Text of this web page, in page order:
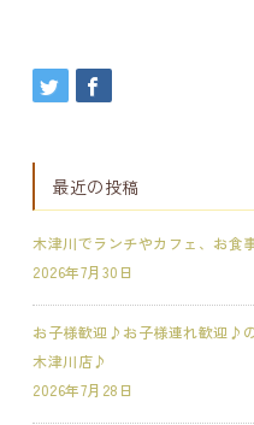
最近の投稿
木津川でランチやカフェ、お
2026年7月30日
お子様歓迎♪お子様連れ歓迎♪
木津川店♪
2026年7月28日